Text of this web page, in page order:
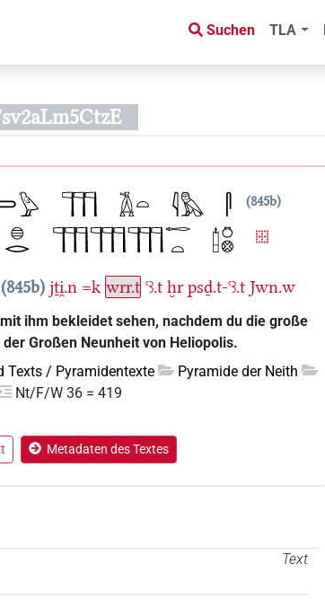
Suchen TLA
845b
845b jṯi̯.n =k wrr.t ꜥꜣ.t ḫr psḏ.t-ꜥꜣ.t Jwn.w
ihm bekleidet sehen, nachdem du die große
Großen Neunheit von Heliopolis.
Texts / Pyramidentexte
Pyramide der Neith
Nt/F/W 36 = 419
Metadaten des Textes
Text